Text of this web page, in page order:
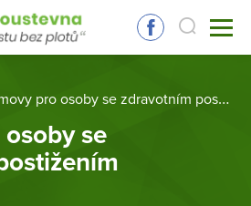
pro osoby se zdravotním postižením
se